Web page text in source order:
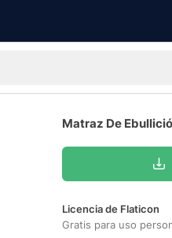
Matraz De
Licencia de Flaticon
Gratis para uso